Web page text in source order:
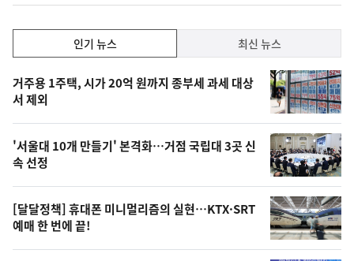
하
락
기,
최
신,
오
늘
의
영
상
인기 뉴스 최신 뉴스
기
뉴
스
거주용 1주택, 시가 20억 원까지 종부세 과세 대상
서 제외
'서울대 10개 만들기' 본격화…거점 국립대 3곳 신
속 선정
[달달정책] 휴대폰 미니멀리즘의 실현…KTX·SRT
예매 한 번에 끝!